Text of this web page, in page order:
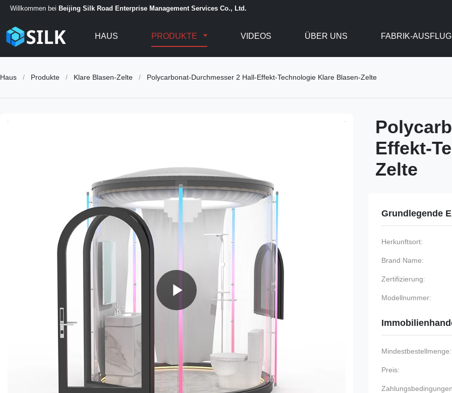
Willkommen bei Beijing Silk Road Enterprise Management Services Co., Ltd.
HAUS PRODUKTE VIDEOS ÜBER UNS FABRIK-AUSFLUG
Haus / Produkte / Klare Blasen-Zelte / Polycarbonat-Durchmesser 2 Hall-Effekt-Technologie Klare Blasen-Zelte
Effekt-
Zelte
Grundlegende
Herkunftsort:
Brand Name:
Zertifizierung:
Modellnummer:
Mindestbestellmenge:
Preis: